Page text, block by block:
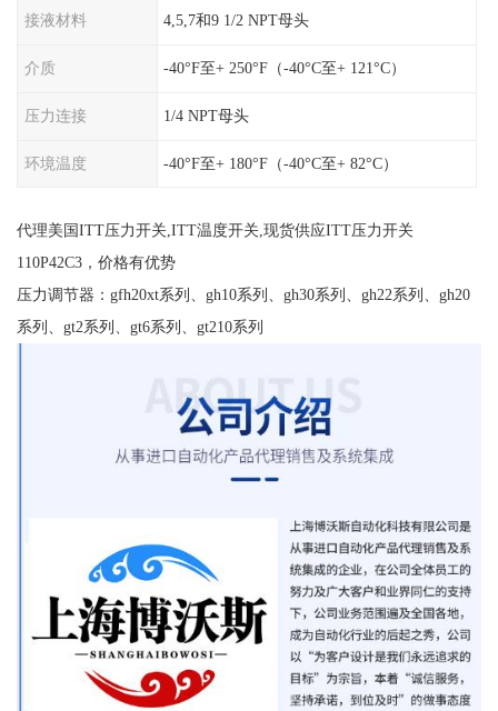
接液材料 4,5,7和9 1/2 NPT母头
介质 -40°F至+ 250°F（-40°C至+ 121°C）
压力连接 1/4 NPT母头
环境温度 -40°F至+ 180°F（-40°C至+ 82°C）
代理美国ITT压力开关,ITT温度开关,现货供应ITT压力开关
110P42C3，价格有优势
压力调节器：gfh20xt系列、gh10系列、gh30系列、gh22系列、gh20
系列、gt2系列、gt6系列、gt210系列